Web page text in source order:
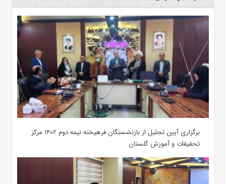
برگزاری آیین تجلیل از بازنشستگان فرهیخته نیمه دوم ۱۴۰۲ مرکز
تحقیقات و آموزش گلستان